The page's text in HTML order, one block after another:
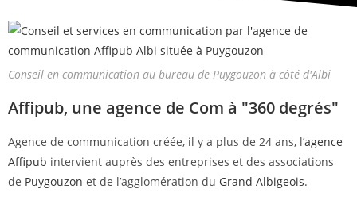
Conseil en communication au bureau de Puygouzon à côté d'Albi
Affipub, une agence de Com à "360 degrés"
Agence de communication créée, il y a plus de 24 ans, l’agence
Affipub intervient auprès des entreprises et des associations
de Puygouzon et de l’agglomération du Grand Albigeois.